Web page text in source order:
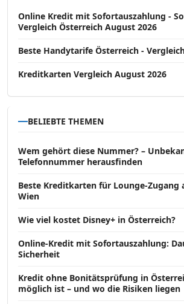
Online Kredit mit Sofortauszahlung -
Vergleich Österreich August 2026
Beste Handytarife Österreich -
Kreditkarten Vergleich August 2026
BELIEBTE THEMEN
Wem gehört diese Nummer? –
Telefonnummer herausfinden
Beste Kreditkarten für Lounge-Zugang
Wien
Wie viel kostet Disney+ in Österreich?
Online-Kredit mit Sofortauszahlung:
Sicherheit
Kredit ohne Bonitätsprüfung in
möglich ist – und wo die Risiken liegen